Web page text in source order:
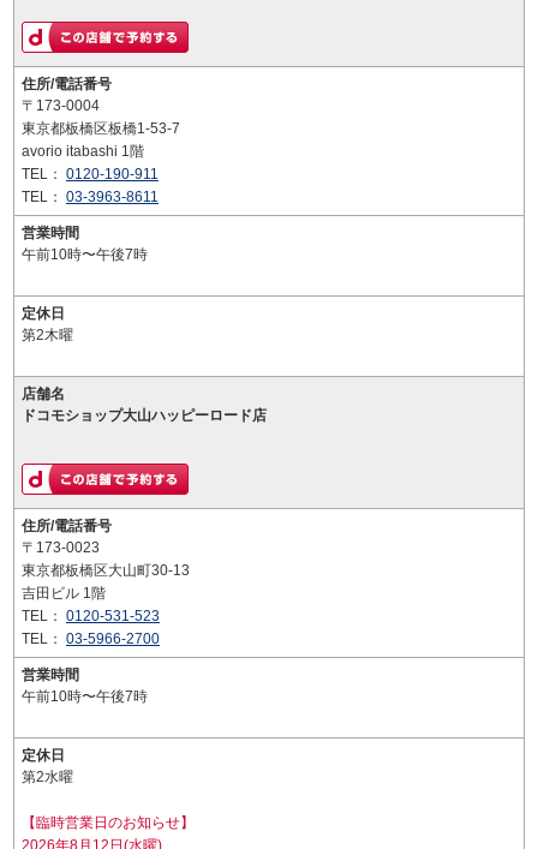
住所/電話番号
〒173-0004
東京都板橋区板橋1-53-7
avorio itabashi 1階
TEL： 0120-190-911
TEL： 03-3963-8611
営業時間
午前10時〜午後7時
定休日
第2木曜
店舗名
ドコモショップ大山ハッピーロード店
住所/電話番号
〒173-0023
東京都板橋区大山町30-13
吉田ビル 1階
TEL： 0120-531-523
TEL： 03-5966-2700
営業時間
午前10時〜午後7時
定休日
第2水曜
【臨時営業日のお知らせ】
2026年8月12日(水曜)